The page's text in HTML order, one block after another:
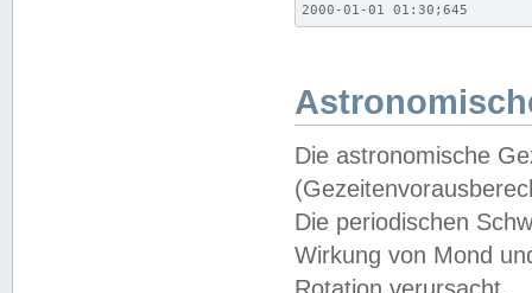
2000-01-01 01:30;645
Die astronomische
Die periodischen
Wirkung von Mond